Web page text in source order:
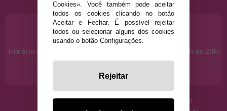
PRECISA DE AJUDA?
915 793 695
Horário de segunda a sexta das 10h às 14h e das 17h às 20h
info@disfracestuyyo.pt
· Quem somos
· Condições de uso
Cookies». Você também pode aceitar
todos os cookies clicando no botão
Aceitar e Fechar. É possível rejeitar
todos ou selecionar alguns dos cookies
usando o botão Configurações.
Rejeitar